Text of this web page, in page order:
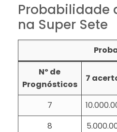
Probabilidade
na Super Sete
Nº de
Prognósticos
7
7
8